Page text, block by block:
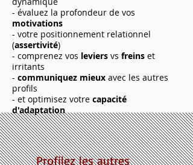
- évaluez la profondeur de vos
motivations
- votre positionnement relationnel
(assertivité)
- comprenez vos leviers vs freins et
irritants
- communiquez mieux avec les autres
profils
- et optimisez votre capacité
d'adaptation
Profilez les autres